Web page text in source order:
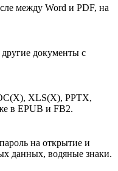
между Word и PDF, на
документы с
XLS(X), PPTX,
в EPUB и FB2.
на открытие и
данных, водяные знаки.